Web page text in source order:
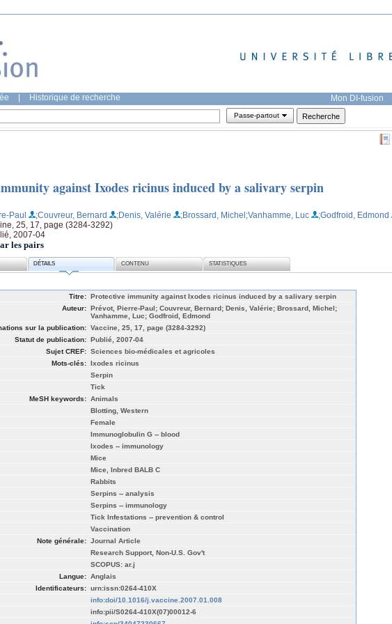
Historique de recherche Mon DI-fusion
Passe-partout
against Ixodes ricinus induced by a salivary serpin
Paul ;Couvreur, Bernard ;Denis, Valérie ;Brossard, Michel;Vanhamme, Luc
;Godfroid, Edmond
25, 17, page (3284-3292)
2007-04
les pairs
DÉTAILS CONTENU STATISTIQUES
Titre: Protective immunity against Ixodes ricinus induced by a salivary serpin
Auteur: Prévot, Pierre-Paul; Couvreur, Bernard; Denis, Valérie; Brossard, Michel;
Vanhamme, Luc; Godfroid, Edmond
sur la publication: Vaccine, 25, 17, page (3284-3292)
Statut de publication: Publié, 2007-04
Sujet CREF: Sciences bio-médicales et agricoles
Mots-clés: Ixodes ricinus
Serpin
Tick
MeSH keywords: Animals
Blotting, Western
Female
Immunoglobulin G -- blood
Ixodes -- immunology
Mice
Mice, Inbred BALB C
Rabbits
Serpins -- analysis
Serpins -- immunology
Tick Infestations -- prevention & control
Vaccination
Note générale: Journal Article
Research Support, Non-U.S. Gov't
SCOPUS: ar.j
Langue: Anglais
Identificateurs: urn:issn:0264-410X
info:doi/10.1016/j.vaccine.2007.01.008
info:pii/S0264-410X(07)00012-6